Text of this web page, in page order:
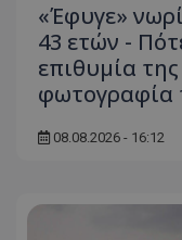
«Έφυγε»
43 ετών -
επιθυμία της
φωτογραφία
08.08.2026 - 16:12